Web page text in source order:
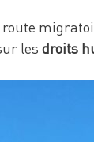
les droits